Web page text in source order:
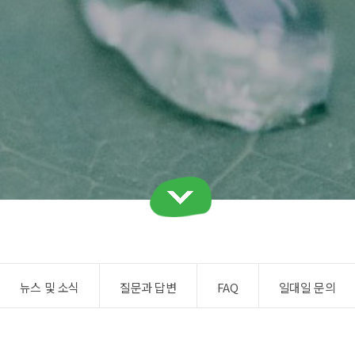
뉴스 및 소식 질문과 답변 FAQ 일대일 문의